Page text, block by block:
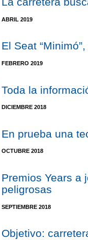
ABRIL 2019
El Seat
FEBRERO 2019
Toda la
DICIEMBRE 2018
En prueba una
OCTUBRE 2018
Premios Years a
peligrosas
SEPTIEMBRE 2018
Objetivo: